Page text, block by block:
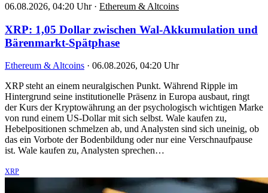
06.08.2026, 04:20 Uhr · Ethereum & Altcoins
XRP: 1,05 Dollar zwischen Wal-Akkumulation und
Bärenmarkt-Spätphase
Ethereum & Altcoins · 06.08.2026, 04:20 Uhr
XRP steht an einem neuralgischen Punkt. Während Ripple im
Hintergrund seine institutionelle Präsenz in Europa ausbaut, ringt
der Kurs der Kryptowährung an der psychologisch wichtigen Marke
von rund einem US-Dollar mit sich selbst. Wale kaufen zu,
Hebelpositionen schmelzen ab, und Analysten sind sich uneinig, ob
das ein Vorbote der Bodenbildung oder nur eine Verschnaufpause
ist. Wale kaufen zu, Analysten sprechen…
XRP